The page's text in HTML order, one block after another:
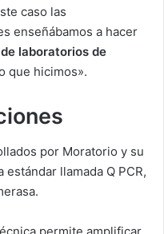
caso las
enseñábamos a hacer
laboratorios de
que hicimos».
por Moratorio y su
llamada Q PCR,